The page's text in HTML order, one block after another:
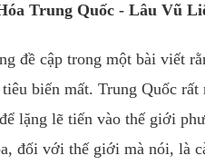
Trung Quốc - Lâu Vũ
đề cập trong một bài viết
biến mất. Trung Quốc
lặng lẽ tiến vào thế giới
đối với thế giới mà nói, là